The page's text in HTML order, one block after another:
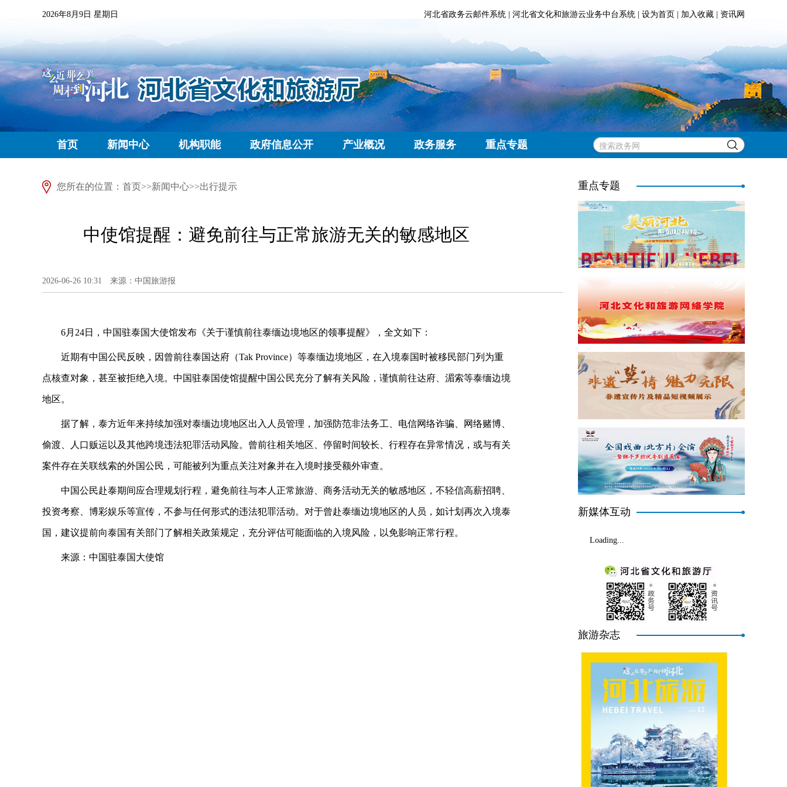
2026年8月9日 星期日 河北省政务云邮件系统 河北省文化和旅游云业务中台系统 设为首页 加入收藏 资讯网
首页 新闻中心 机构职能 政府信息公开 产业概况 政务服务 重点专题
您所在的位置： 首页>>新闻中心>>出行提示
中使馆提醒：避免前往与正常旅游无关的敏感地区
2026-06-26 10:31 来源：中国旅游报
6月24日，中国驻泰国大使馆发布《关于谨慎前往泰缅边境地区的领事提醒》，全文如下：
近期有中国公民反映，因曾前往泰国达府（Tak Province）等泰缅边境地区，在入境泰国时被移民部门列为重
点核查对象，甚至被拒绝入境。中国驻泰国使馆提醒中国公民充分了解有关风险，谨慎前往达府、湄索等泰缅边境
地区。
据了解，泰方近年来持续加强对泰缅边境地区出入人员管理，加强防范非法务工、电信网络诈骗、网络赌博、
偷渡、人口贩运以及其他跨境违法犯罪活动风险。曾前往相关地区、停留时间较长、行程存在异常情况，或与有关
案件存在关联线索的外国公民，可能被列为重点关注对象并在入境时接受额外审查。
中国公民赴泰期间应合理规划行程，避免前往与本人正常旅游、商务活动无关的敏感地区，不轻信高薪招聘、
投资考察、博彩娱乐等宣传，不参与任何形式的违法犯罪活动。对于曾赴泰缅边境地区的人员，如计划再次入境泰
国，建议提前向泰国有关部门了解相关政策规定，充分评估可能面临的入境风险，以免影响正常行程。
来源：中国驻泰国大使馆
重点专题
新媒体互动
Loading...
旅游杂志